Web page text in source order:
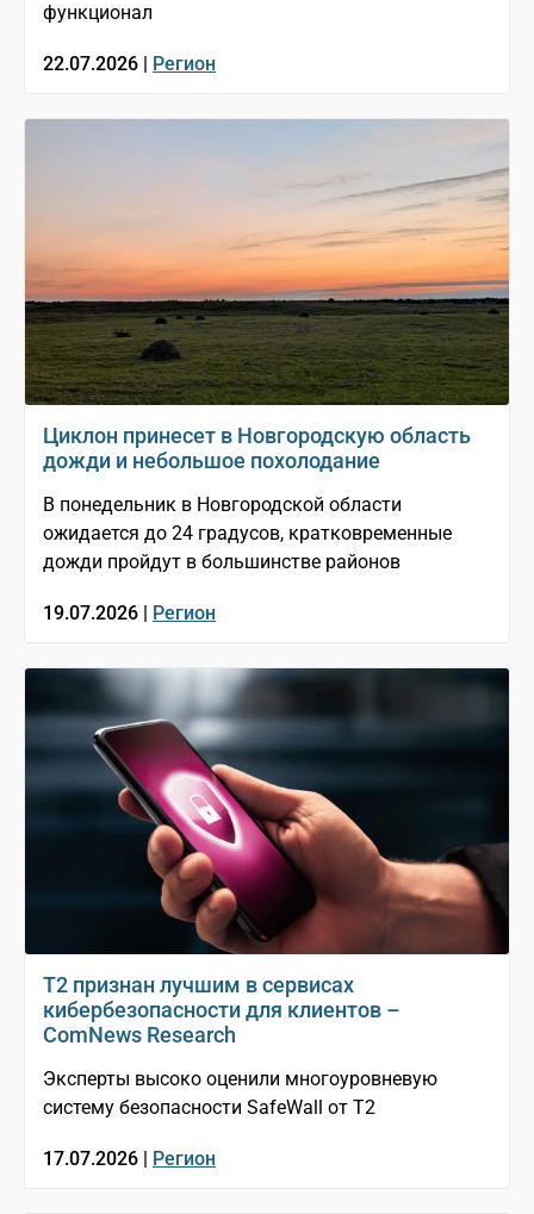
функционал
22.07.2026 | Регион
Циклон принесет в Новгородскую область
дожди и небольшое похолодание
В понедельник в Новгородской области
ожидается до 24 градусов, кратковременные
дожди пройдут в большинстве районов
19.07.2026 | Регион
T2 признан лучшим в сервисах
кибербезопасности для клиентов –
ComNews Research
Эксперты высоко оценили многоуровневую
систему безопасности SafeWall от Т2
17.07.2026 | Регион